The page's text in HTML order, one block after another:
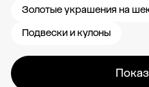
Золотые украшения на
Подвески и кулоны